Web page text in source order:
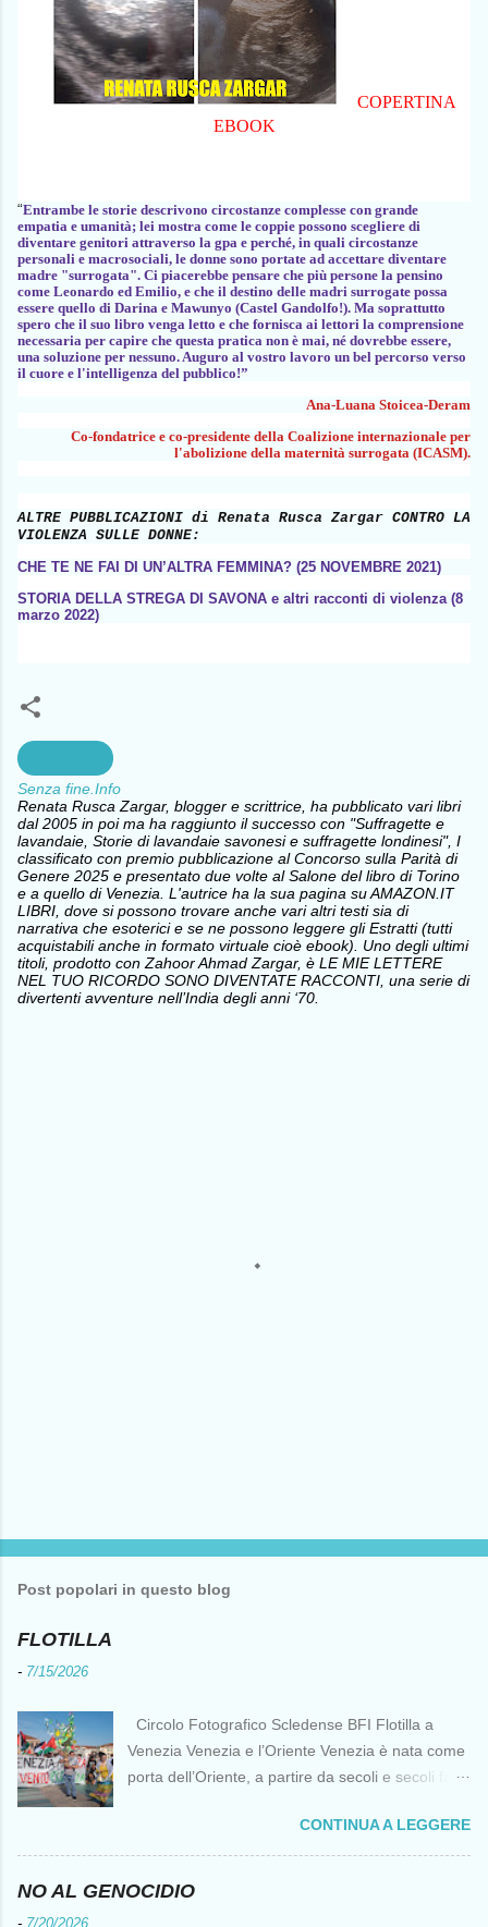
COPERTINA
EBOOK
“Entrambe le storie descrivono circostanze complesse con grande
empatia e umanità; lei mostra come le coppie possono scegliere di
diventare genitori attraverso la gpa e perché, in quali circostanze
personali e macrosociali, le donne sono portate ad accettare diventare
madre "surrogata". Ci piacerebbe pensare che più persone la pensino
come Leonardo ed Emilio, e che il destino delle madri surrogate possa
essere quello di Darina e Mawunyo (Castel Gandolfo!). Ma soprattutto
spero che il suo libro venga letto e che fornisca ai lettori la comprensione
necessaria per capire che questa pratica non è mai, né dovrebbe essere,
una soluzione per nessuno. Auguro al vostro lavoro un bel percorso verso
il cuore e l'intelligenza del pubblico!”
Ana-Luana Stoicea-Deram
Co-fondatrice e co-presidente della Coalizione internazionale per
l'abolizione della maternità surrogata (ICASM).
ALTRE PUBBLICAZIONI di Renata Rusca Zargar CONTRO LA
VIOLENZA SULLE DONNE:
CHE TE NE FAI DI UN’ALTRA FEMMINA? (25 NOVEMBRE 2021)
STORIA DELLA STREGA DI SAVONA e altri racconti di violenza (8
marzo 2022)
Senza fine.Info
Renata Rusca Zargar, blogger e scrittrice, ha pubblicato vari libri
dal 2005 in poi ma ha raggiunto il successo con "Suffragette e
lavandaie, Storie di lavandaie savonesi e suffragette londinesi", I
classificato con premio pubblicazione al Concorso sulla Parità di
Genere 2025 e presentato due volte al Salone del libro di Torino
e a quello di Venezia. L'autrice ha la sua pagina su AMAZON.IT
LIBRI, dove si possono trovare anche vari altri testi sia di
narrativa che esoterici e se ne possono leggere gli Estratti (tutti
acquistabili anche in formato virtuale cioè ebook). Uno degli ultimi
titoli, prodotto con Zahoor Ahmad Zargar, è LE MIE LETTERE
NEL TUO RICORDO SONO DIVENTATE RACCONTI, una serie di
divertenti avventure nell’India degli anni ‘70.
Post popolari in questo blog
FLOTILLA
- 7/15/2026
Circolo Fotografico Scledense BFI Flotilla a
Venezia Venezia e l’Oriente Venezia è nata come
porta dell’Oriente, a partire da secoli e secoli fa ai
di cantierizzazione veneziane divennero preziose
per tutti i crociati diretti a Gerusalemme. Proprio
le crociate fornirono ai veneziani l’occasione per
CONTINUA A LEGGERE
NO AL GENOCIDIO